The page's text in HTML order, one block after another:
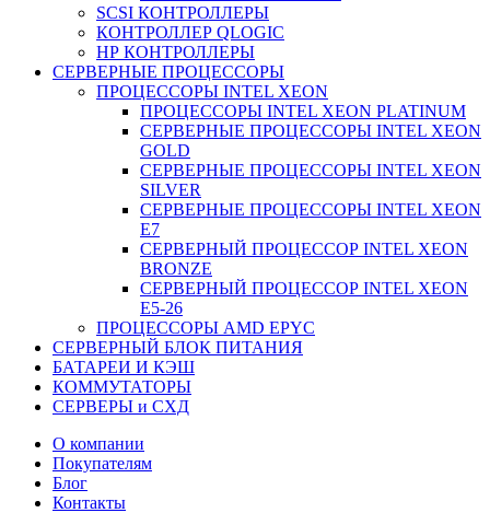
SCSI КОНТРОЛЛЕРЫ
КОНТРОЛЛЕР QLOGIC
НР КОНТРОЛЛЕРЫ
СЕРВЕРНЫЕ ПРОЦЕССОРЫ
ПРОЦЕССОРЫ INTEL XEON
ПРОЦЕССОРЫ INTEL XEON PLATINUM
СЕРВЕРНЫЕ ПРОЦЕССОРЫ INTEL XEON
GOLD
СЕРВЕРНЫЕ ПРОЦЕССОРЫ INTEL XEON
SILVER
СЕРВЕРНЫЕ ПРОЦЕССОРЫ INTEL XEON
Е7
СЕРВЕРНЫЙ ПРОЦЕССОР INTEL XEON
BRONZE
СЕРВЕРНЫЙ ПРОЦЕССОР INTEL XEON
Е5-26
ПРОЦЕССОРЫ AMD EPYC
СЕРВЕРНЫЙ БЛОК ПИТАНИЯ
БАТАРЕИ И КЭШ
КОММУТАТОРЫ
СЕРВЕРЫ и СХД
О компании
Покупателям
Блог
Контакты